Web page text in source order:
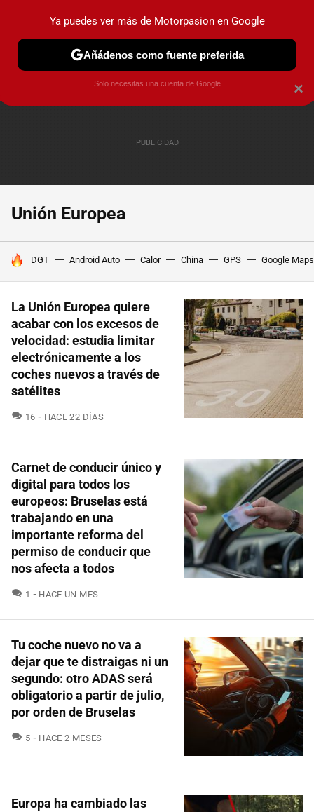
PRUEBAS COCHES ELÉCTRICOS OBSERVATORIO
Unión Europea
HOY SE HABLA DE
DGT Android Auto Calor China GPS Google Maps
La Unión Europea quiere
acabar con los excesos de
velocidad: estudia limitar
electrónicamente a los
coches nuevos a través de
satélites
16 COMENTARIOS
HACE 22 DÍAS
Carnet de conducir único y
digital para todos los
europeos: Bruselas está
trabajando en una
importante reforma del
permiso de conducir que
nos afecta a todos
1 COMENTARIOS
HACE UN MES
Tu coche nuevo no va a
dejar que te distraigas ni un
segundo: otro ADAS será
obligatorio a partir de julio,
por orden de Bruselas
5 COMENTARIOS
HACE 2 MESES
Europa ha cambiado las
×
Ya puedes ver más de Motorpasion en Google
Añádenos como fuente preferida
Solo necesitas una cuenta de Google